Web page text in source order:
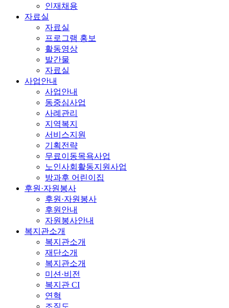
인재채용
자료실
자료실
프로그램 홍보
활동영상
발간물
자료실
사업안내
사업안내
동중심사업
사례관리
지역복지
서비스지원
기획전략
무료이동목욕사업
노인사회활동지원사업
방과후 어린이집
후원·자원봉사
후원·자원봉사
후원안내
자원봉사안내
복지관소개
복지관소개
재단소개
복지관소개
미션·비전
복지관 CI
연혁
조직도